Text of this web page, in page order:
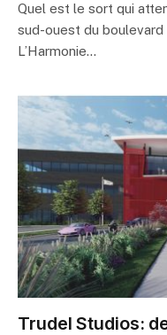
Quel est le sort qui
sud-ouest du
L’Harmonie…
Trudel Studios: